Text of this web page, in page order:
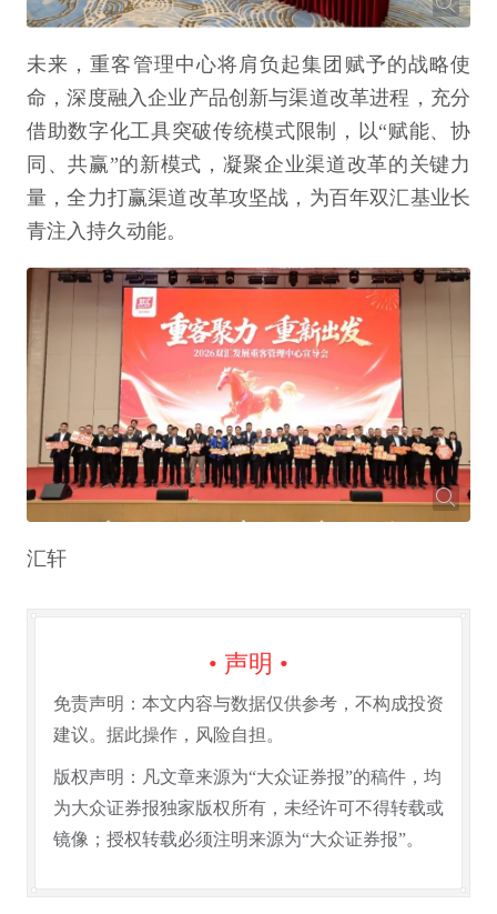
未来，重客管理中心将肩负起集团赋予的战略使
命，深度融入企业产品创新与渠道改革进程，充分
借助数字化工具突破传统模式限制，以“赋能、协
同、共赢”的新模式，凝聚企业渠道改革的关键力
量，全力打赢渠道改革攻坚战，为百年双汇基业长
青注入持久动能。
汇轩
• 声明 •
免责声明：本文内容与数据仅供参考，不构成投资
建议。据此操作，风险自担。
版权声明：凡文章来源为“大众证券报”的稿件，均
为大众证券报独家版权所有，未经许可不得转载或
镜像；授权转载必须注明来源为“大众证券报”。